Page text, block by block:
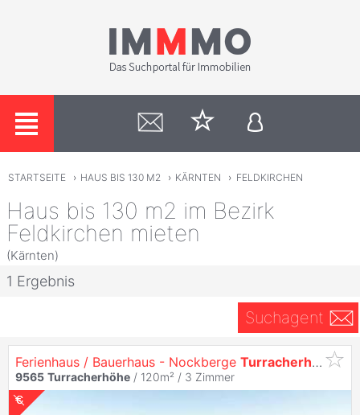
STARTSEITE › HAUS BIS 130 M2 › KÄRNTEN › FELDKIRCHEN
Haus bis 130 m2 im Bezirk
Feldkirchen mieten
(Kärnten)
1 Ergebnis
Suchagent
Ferienhaus / Bauerhaus - Nockberge Turracherhöhe
9565 Turracherhöhe / 120m² / 3 Zimmer